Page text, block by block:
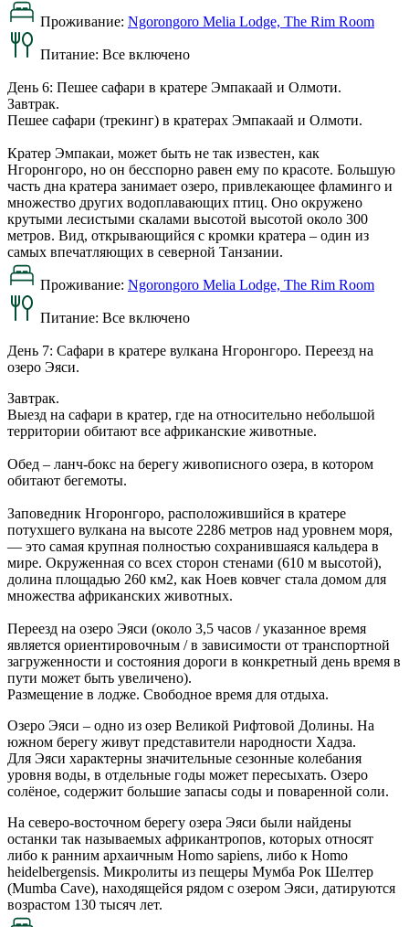
Проживание: Ngorongoro Melia Lodge, The Rim Room
Питание: Все включено
День 6: Пешее сафари в кратере Эмпакаай и Олмоти.
Завтрак.
Пешее сафари (трекинг) в кратерах Эмпакаай и Олмоти.
Кратер Эмпакаи, может быть не так известен, как
Нгоронгоро, но он бесспорно равен ему по красоте. Большую
часть дна кратера занимает озеро, привлекающее фламинго и
множество других водоплавающих птиц. Оно окружено
крутыми лесистыми скалами высотой высотой около 300
метров. Вид, открывающийся с кромки кратера – один из
самых впечатляющих в северной Танзании.
Проживание: Ngorongoro Melia Lodge, The Rim Room
Питание: Все включено
День 7: Сафари в кратере вулкана Нгоронгоро. Переезд на
озеро Эяси.
Завтрак.
Выезд на сафари в кратер, где на относительно небольшой
территории обитают все африканские животные.
Обед – ланч-бокс на берегу живописного озера, в котором
обитают бегемоты.
Заповедник Нгоронгоро, расположившийся в кратере
потухшего вулкана на высоте 2286 метров над уровнем моря,
— это самая крупная полностью сохранившаяся кальдера в
мире. Окруженная со всех сторон стенами (610 м высотой),
долина площадью 260 км2, как Ноев ковчег стала домом для
множества африканских животных.
Переезд на озеро Эяси (около 3,5 часов / указанное время
является ориентировочным / в зависимости от транспортной
загруженности и состояния дороги в конкретный день время в
пути может быть увеличено).
Размещение в лодже. Свободное время для отдыха.
Озеро Эяси – одно из озер Великой Рифтовой Долины. На
южном берегу живут представители народности Хадза.
Для Эяси характерны значительные сезонные колебания
уровня воды, в отдельные годы может пересыхать. Озеро
солёное, содержит большие запасы соды и поваренной соли.
На северо-восточном берегу озера Эяси были найдены
останки так называемых африкантропов, которых относят
либо к ранним архаичным Homo sapiens, либо к Homo
heidelbergensis. Микролиты из пещеры Мумба Рок Шелтер
(Mumba Cave), находящейся рядом с озером Эяси, датируются
возрастом 130 тысяч лет.